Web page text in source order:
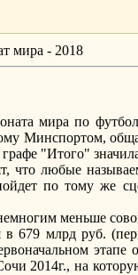
мира - 2018
мира по
Минспортом,
"Итого"
что любые
по тому же
меньше
679 млрд руб.
этапе
2014г., на